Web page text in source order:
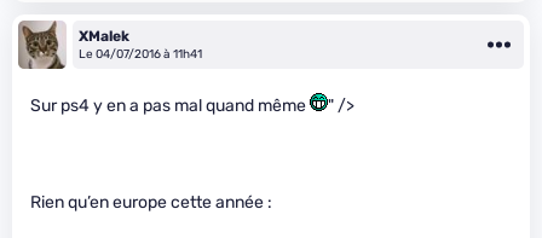
XMalek
Le 04/07/2016 à 11h41
Sur ps4 y en a pas mal quand même " />
Rien qu’en europe cette année :